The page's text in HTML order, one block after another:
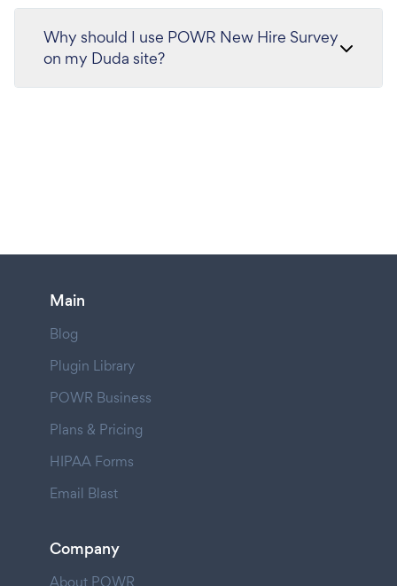
Why should I use POWR New Hire Survey
on my Duda site?
Main
Blog
Plugin Library
POWR Business
Plans & Pricing
HIPAA Forms
Email Blast
Company
About POWR